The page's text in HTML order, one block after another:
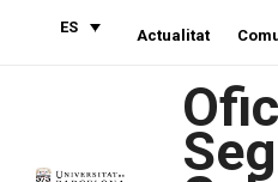
ES Actualitat